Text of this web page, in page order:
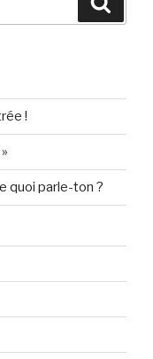
!
quoi parle-ton ?